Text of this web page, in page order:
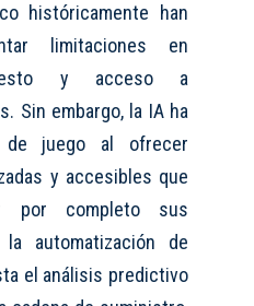
históricamente han
limitaciones en
y acceso a
Sin embargo, la IA ha
de juego al ofrecer
y accesibles que
por completo sus
la automatización de
el análisis predictivo